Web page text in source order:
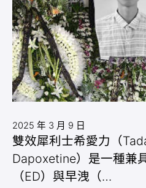
2025 年 3 月 9 日
雙效犀利士希愛力（
Dapoxetine）是一種兼
（ED）與早洩（…